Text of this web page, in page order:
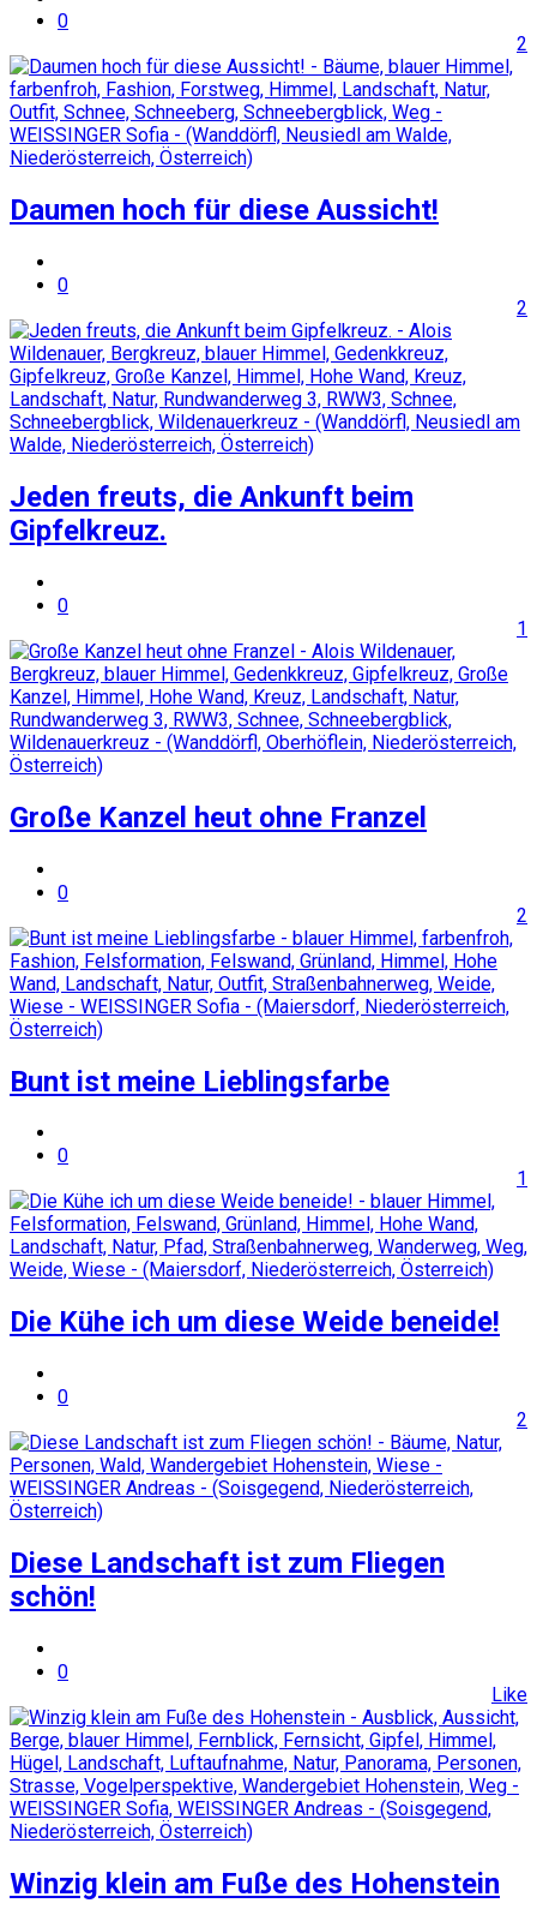
0
2
Daumen hoch für diese Aussicht!
0
2
Jeden freuts, die Ankunft beim
Gipfelkreuz.
0
1
Große Kanzel heut ohne Franzel
0
2
Bunt ist meine Lieblingsfarbe
0
1
Die Kühe ich um diese Weide beneide!
0
2
Diese Landschaft ist zum Fliegen
schön!
0
Like
Winzig klein am Fuße des Hohenstein